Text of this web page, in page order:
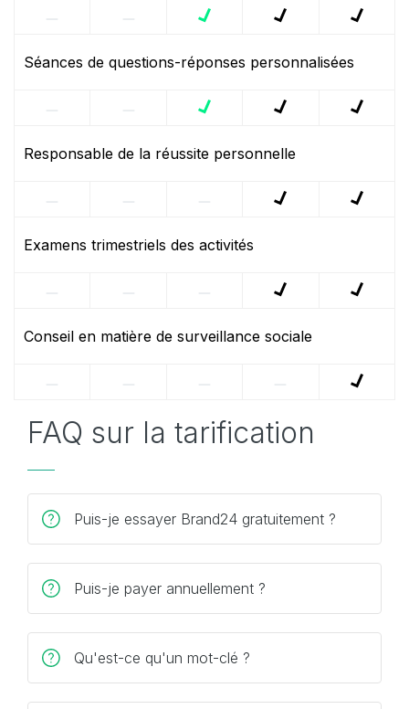
Séances de questions-réponses personnalisées
Responsable de la réussite personnelle
Examens trimestriels des activités
Conseil en matière de surveillance sociale
FAQ sur la tarification
Puis-je essayer Brand24 gratuitement ?
Puis-je payer annuellement ?
Qu'est-ce qu'un mot-clé ?